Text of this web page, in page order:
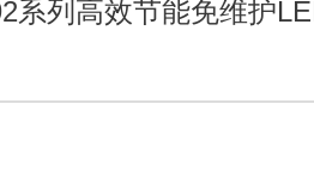
系列高效节能免维护